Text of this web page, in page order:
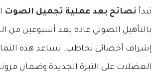
تبدأ نصائح بعد عملية تجميل الصوت
بالتأهيل الصوتي عادة بعد أسبوعين من
إشراف أخصائي تخاطب. تساعد هذه
العضلات على النبرة الجديدة وضمان